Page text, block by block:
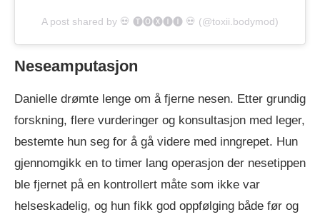
A post shared by 💀 🅣🅞🅧🅘🅘 💀 (@toxii.bodymod)
Neseamputasjon
Danielle drømte lenge om å fjerne nesen. Etter grundig
forskning, flere vurderinger og konsultasjon med leger,
bestemte hun seg for å gå videre med inngrepet. Hun
gjennomgikk en to timer lang operasjon der nesetippen
ble fjernet på en kontrollert måte som ikke var
helseskadelig, og hun fikk god oppfølging både før og